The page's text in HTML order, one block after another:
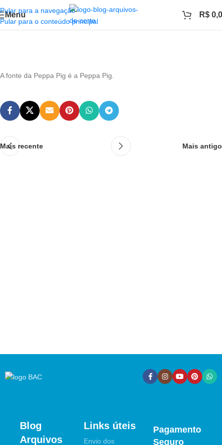
Pular para a navegação
Pular para o conteúdo principal
Menu R$
A fonte da Peppa Pig é a Peppa Pig.
Mais recente Mais antigo
Blog
Arquivos
Links úteis
Envio dos
Pagamento
Seguro